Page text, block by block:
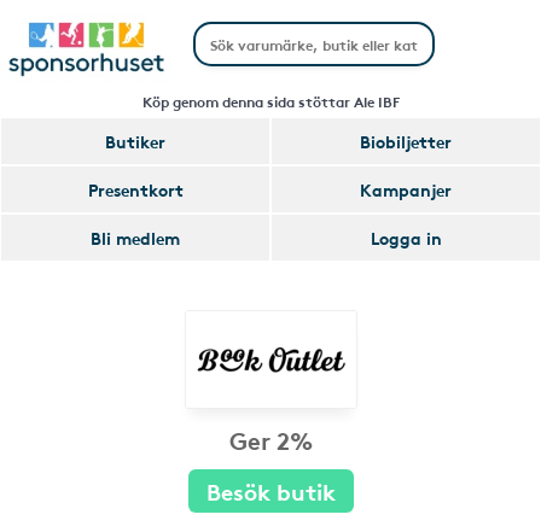
Köp genom denna sida stöttar Ale IBF
Butiker
Biobiljetter
Presentkort
Kampanjer
Bli medlem
Logga in
Ger 2%
Besök butik